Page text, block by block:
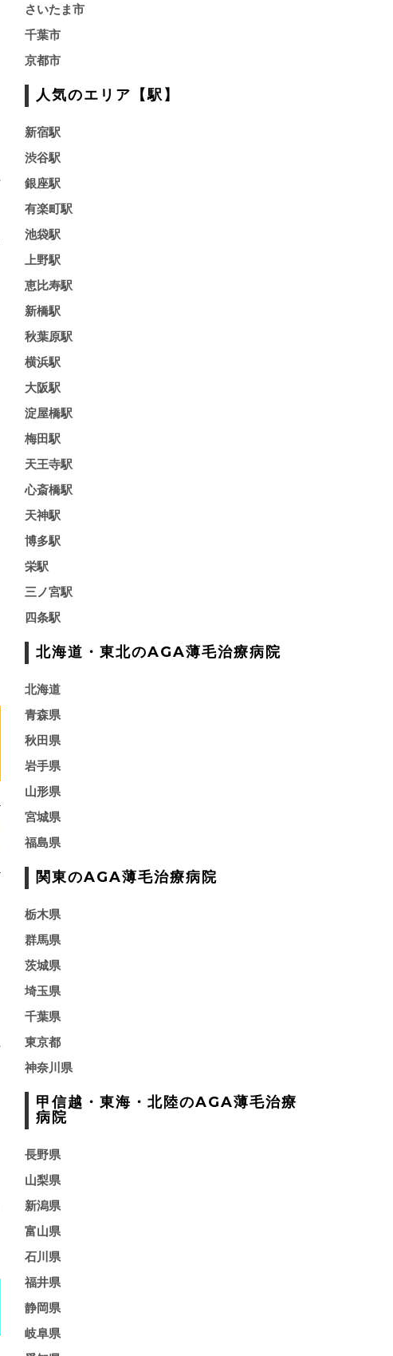
さいたま市
千葉市
京都市
人気のエリア【駅】
新宿駅
渋谷駅
銀座駅
有楽町駅
池袋駅
上野駅
恵比寿駅
新橋駅
秋葉原駅
横浜駅
大阪駅
淀屋橋駅
梅田駅
天王寺駅
心斎橋駅
天神駅
博多駅
栄駅
三ノ宮駅
四条駅
北海道・東北のAGA薄毛治療病院
北海道
青森県
秋田県
岩手県
山形県
宮城県
福島県
関東のAGA薄毛治療病院
栃木県
群馬県
茨城県
埼玉県
千葉県
東京都
神奈川県
甲信越・東海・北陸のAGA薄毛治療
病院
長野県
山梨県
新潟県
富山県
石川県
福井県
静岡県
岐阜県